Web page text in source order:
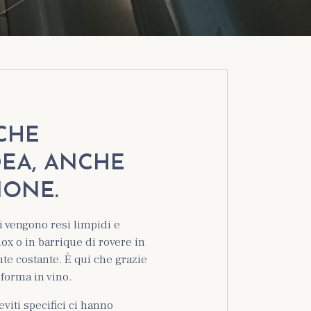
ANCHE
vengono resi limpidi e
o in barrique di rovere in
costante. È qui che grazie
in vino.
specifici ci hanno